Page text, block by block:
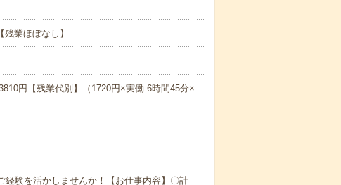
業ほぼなし】
円【残業代別】（1720円×実働 6時間45分×
経験を活かしませんか！【お仕事内容】〇計